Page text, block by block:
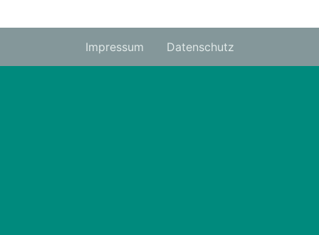
Impressum Datenschutz